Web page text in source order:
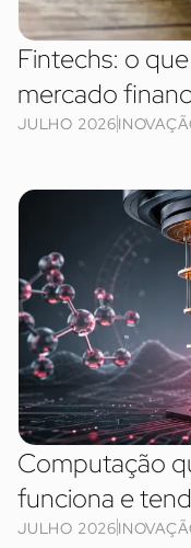
Fintechs: o
mercado
JULHO 2026
Computação
funciona e
JULHO 2026